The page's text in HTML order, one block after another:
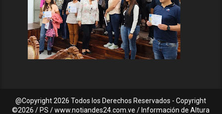
@Copyright2026 Todos los Derechos Reservados - Copyright
©2026 / PS / www.notiandes24.com.ve / Información de Altura